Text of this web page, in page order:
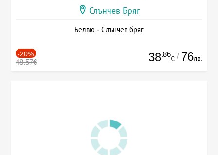
Слънчев Бряг
Белвю - Слънчев бряг
-20%
48.57€ 38.86
€ / 76лв.